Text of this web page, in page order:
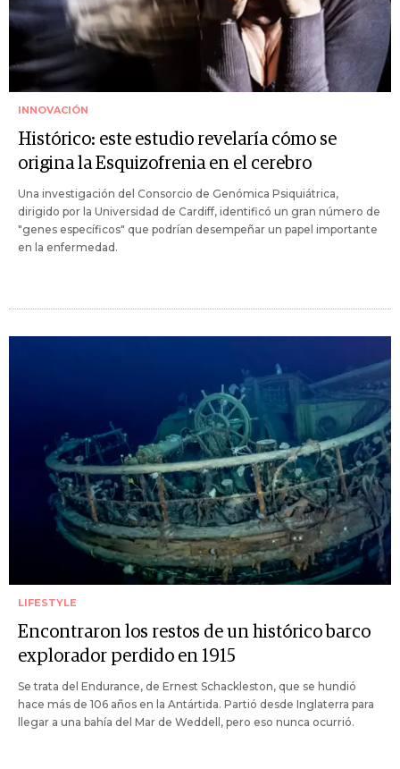
INNOVACIÓN
Histórico: este estudio revelaría cómo se
origina la Esquizofrenia en el cerebro
Una investigación del Consorcio de Genómica Psiquiátrica,
dirigido por la Universidad de Cardiff, identificó un gran número de
"genes específicos" que podrían desempeñar un papel importante
en la enfermedad.
LIFESTYLE
Encontraron los restos de un histórico barco
explorador perdido en 1915
Se trata del Endurance, de Ernest Schackleston, que se hundió
hace más de 106 años en la Antártida. Partió desde Inglaterra para
llegar a una bahía del Mar de Weddell, pero eso nunca ocurrió.